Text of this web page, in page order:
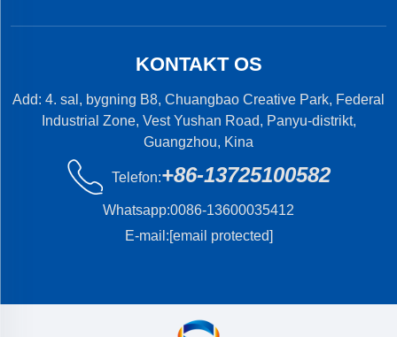
KONTAKT OS
Add: 4. sal, bygning B8, Chuangbao Creative Park, Federal
Industrial Zone, Vest Yushan Road, Panyu-distrikt,
Guangzhou, Kina
Telefon:+86-13725100582
Whatsapp:0086-13600035412
E-mail:[email protected]